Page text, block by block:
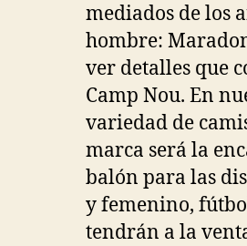
mediados de los
hombre:
ver detalles que
Camp Nou. En
variedad de
marca será la
balón para las
y femenino,
tendrán a la